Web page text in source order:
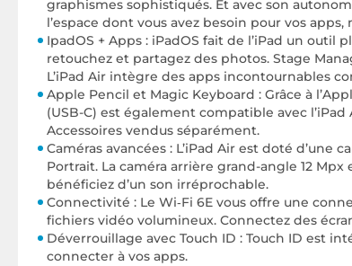
graphismes sophistiqués. Et avec son
l’espace dont vous avez besoin pour vos
IpadOS + Apps : iPadOS fait de l’iPad un
retouchez et partagez des photos. Stage
L’iPad Air intègre des apps incontournables
Apple Pencil et Magic Keyboard : Grâce à
(USB-C) est également compatible avec
Accessoires vendus séparément.
Caméras avancées : L’iPad Air est doté
Portrait. La caméra arrière grand-angle 12
bénéficiez d’un son irréprochable.
Connectivité : Le Wi‑Fi 6E vous offre une
fichiers vidéo volumineux. Connectez des
Déverrouillage avec Touch ID : Touch ID est
connecter à vos apps.